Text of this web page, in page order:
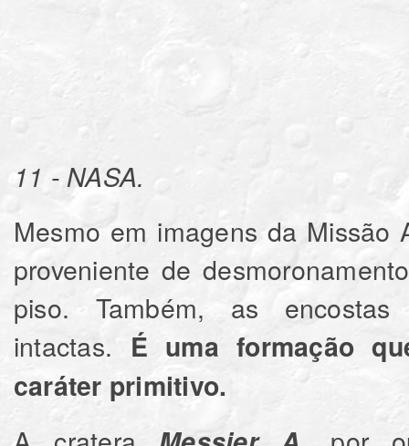
11 - NASA.
Mesmo em imagens da
proveniente de
piso. Também, as
intactas. É uma formação
caráter primitivo.